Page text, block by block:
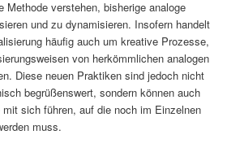
Methode verstehen, bisherige analoge
und zu dynamisieren. Insofern handelt
häufig auch um kreative Prozesse,
von herkömmlichen analogen
Diese neuen Praktiken sind jedoch nicht
begrüßenswert, sondern können auch
sich führen, auf die noch im Einzelnen
muss.